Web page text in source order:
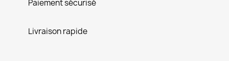
Paiement sécurisé
Livraison rapide